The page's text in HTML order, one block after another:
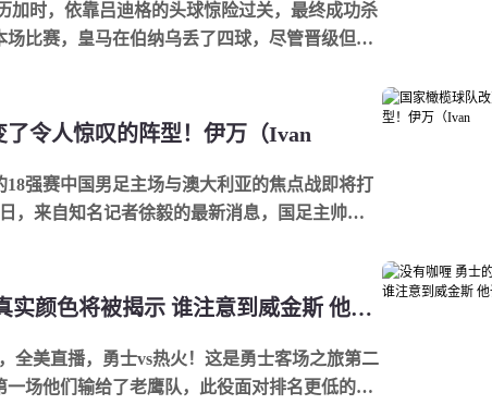
加时，依靠吕迪格的头球惊险过关，最终成功杀
场比赛，皇马在伯纳乌丢了四球，尽管晋级但脸
了令人惊叹的阵型！伊万（Ivan
18强赛中国男足主场与澳大利亚的焦点战即将打
，来自知名记者徐毅的最新消息，国足主帅伊
没有咖喱 勇士的真实颜色将被揭示 谁注意到威金斯 他讨厌他的老老板
全美直播，勇士vs热火！这是勇士客场之旅第二
一场他们输给了老鹰队，此役面对排名更低的热